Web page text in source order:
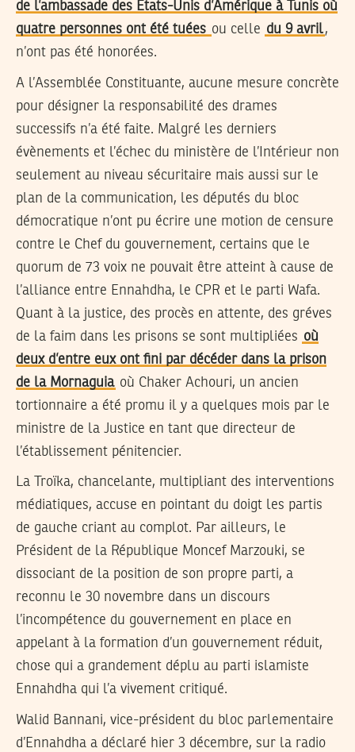
de l’ambassade des Etats-Unis d’Amérique à Tunis où
quatre personnes ont été tuées ou celle du 9 avril,
n’ont pas été honorées.
A l’Assemblée Constituante, aucune mesure concrète
pour désigner la responsabilité des drames
successifs n’a été faite. Malgré les derniers
évènements et l’échec du ministère de l’Intérieur non
seulement au niveau sécuritaire mais aussi sur le
plan de la communication, les députés du bloc
démocratique n’ont pu écrire une motion de censure
contre le Chef du gouvernement, certains que le
quorum de 73 voix ne pouvait être atteint à cause de
l’alliance entre Ennahdha, le CPR et le parti Wafa.
Quant à la justice, des procès en attente, des gréves
de la faim dans les prisons se sont multipliées où
deux d’entre eux ont fini par décéder dans la prison
de la Mornaguia où Chaker Achouri, un ancien
tortionnaire a été promu il y a quelques mois par le
ministre de la Justice en tant que directeur de
l’établissement pénitencier.
La Troïka, chancelante, multipliant des interventions
médiatiques, accuse en pointant du doigt les partis
de gauche criant au complot. Par ailleurs, le
Président de la République Moncef Marzouki, se
dissociant de la position de son propre parti, a
reconnu le 30 novembre dans un discours
l’incompétence du gouvernement en place en
appelant à la formation d’un gouvernement réduit,
chose qui a grandement déplu au parti islamiste
Ennahdha qui l’a vivement critiqué.
Walid Bannani, vice-président du bloc parlementaire
d’Ennahdha a déclaré hier 3 décembre, sur la radio